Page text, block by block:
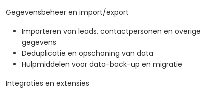
Gegevensbeheer en import/export
Importeren van leads, contactpersonen en overige
gegevens
Deduplicatie en opschoning van data
Hulpmiddelen voor data-back-up en migratie
Integraties en extensies